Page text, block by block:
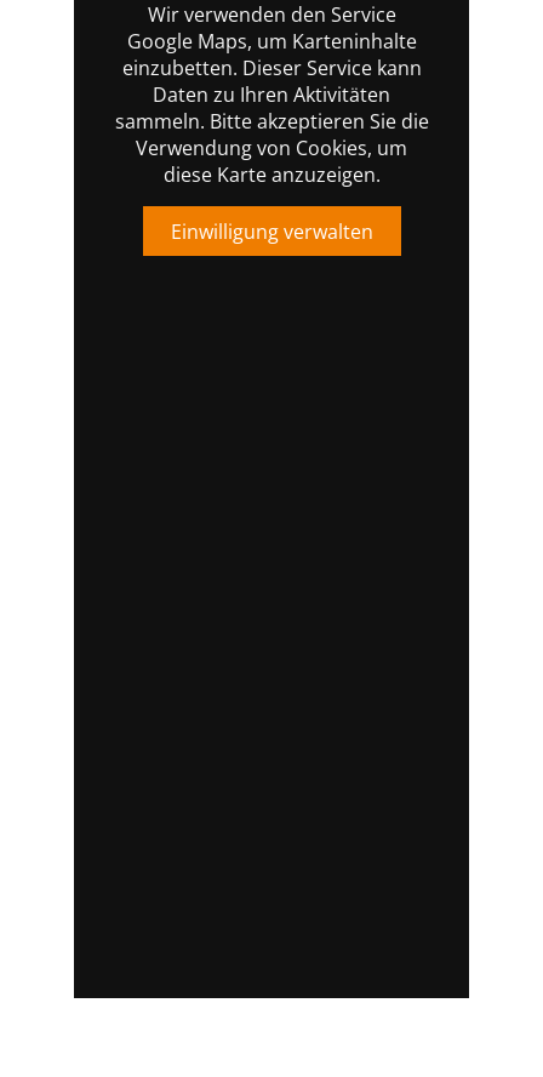
Wir verwenden den Service
Google Maps, um Karteninhalte
einzubetten. Dieser Service kann
Daten zu Ihren Aktivitäten
sammeln. Bitte akzeptieren Sie die
Verwendung von Cookies, um
diese Karte anzuzeigen.
Einwilligung verwalten